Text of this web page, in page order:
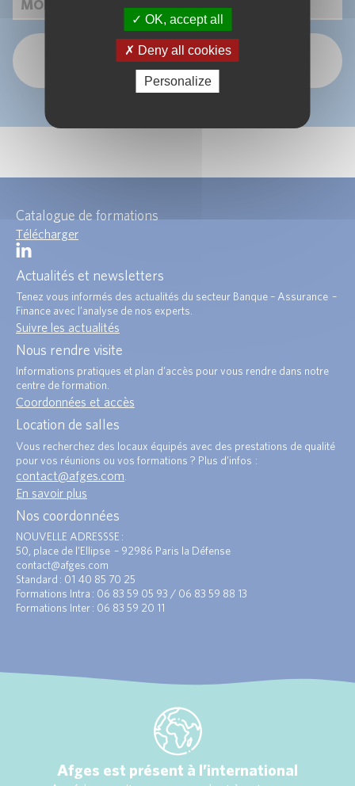
OK
Catalogue de formations
Télécharger
Actualités et newsletters
Tenez vous informés des actualités du secteur Banque – Assurance –
Finance avec l’analyse de nos experts.
Suivre les actualités
Nous rendre visite
Informations pratiques et plan d’accès pour vous rendre dans notre
centre de formation.
Coordonnées et accès
Location de salles
Vous recherchez des locaux équipés avec des prestations de qualité
pour vos réunions ou vos formations ? Plus d’infos :
contact@afges.com
En savoir plus
Nos coordonnées
NOUVELLE ADRESSSE :
50, place de l’Ellipse – 92986 Paris la Défense
contact@afges.com
Standard : 01 40 85 70 25
Formations Intra : 06 83 59 05 93 / 06 83 59 88 13
Formations Inter : 06 83 59 20 11
Afges est présent à l’international
OK, accept all
Deny all cookies
Personalize